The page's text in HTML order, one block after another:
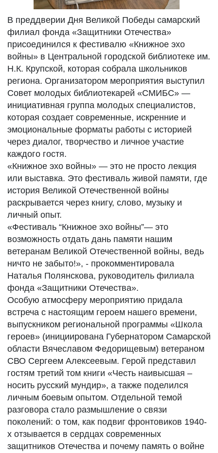
В преддверии Дня Великой Победы самарский
филиал фонда «Защитники Отечества»
присоединился к фестивалю «Книжное эхо
войны» в Центральной городской библиотеке им.
Н.К. Крупской, которая собрала школьников
региона. Организатором мероприятия выступил
Совет молодых библиотекарей «СМИБС» —
инициативная группа молодых специалистов,
которая создает современные, искренние и
эмоциональные форматы работы с историей
через диалог, творчество и личное участие
каждого гостя.
«Книжное эхо войны» — это не просто лекция
или выставка. Это фестиваль живой памяти, где
история Великой Отечественной войны
раскрывается через книгу, слово, музыку и
личный опыт.
«Фестиваль “Книжное эхо войны”— это
возможность отдать дань памяти нашим
ветеранам Великой Отечественной войны, ведь
ничто не забыто!», - прокомментировала
Наталья Полянскова, руководитель филиала
фонда «Защитники Отечества».
Особую атмосферу мероприятию придала
встреча с настоящим героем нашего времени,
выпускником региональной программы «Школа
героев» (инициирована Губернатором Самарской
области Вячеславом Федорищевым) ветераном
СВО Сергеем Алексеевым. Герой представил
гостям третий том книги «Честь наивысшая –
носить русский мундир», а также поделился
личным боевым опытом. Отдельной темой
разговора стало размышление о связи
поколений: о том, как подвиг фронтовиков 1940-
х отзывается в сердцах современных
защитников Отечества и почему память о войне